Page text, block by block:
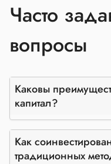
Часто
вопросы
Каковы
капитал?
Как
традиционных